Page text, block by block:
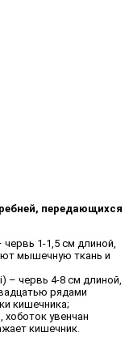
передающихся
1-1,5 см длиной,
мышечную ткань и
– червь 4-8 см длиной,
рядами
кишечника;
увенчан
кишечник.